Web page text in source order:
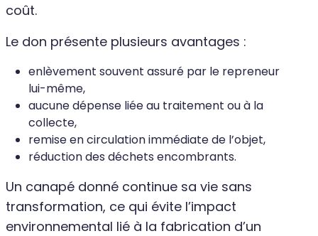
coût.
Le don présente plusieurs avantages :
enlèvement souvent assuré par le repreneur
lui-même,
aucune dépense liée au traitement ou à la
collecte,
remise en circulation immédiate de l’objet,
réduction des déchets encombrants.
Un canapé donné continue sa vie sans
transformation, ce qui évite l’impact
environnemental lié à la fabrication d’un